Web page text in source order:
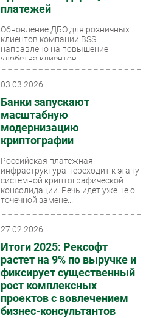
платежей
Обновление ДБО для розничных
клиентов компании BSS
направлено на повышение
удобства клиентов,
автоматизацию поддержки и
03.03.2026
Банки запускают
масштабную
модернизацию
криптографии
Российская платежная
инфраструктура переходит к этапу
системной криптографической
консолидации. Речь идет уже не о
точечной замене...
27.02.2026
Итоги 2025: Рексофт
растет на 9% по выручке и
фиксирует существенный
рост комплексных
проектов с вовлечением
бизнес-консультантов